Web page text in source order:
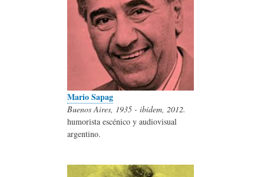
Mario Sapag
Buenos Aires, 1935 - ibídem, 2012.
humorista escénico y audiovisual
argentino.